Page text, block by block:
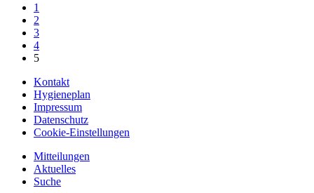
1
2
3
4
5
Kontakt
Hygieneplan
Impressum
Datenschutz
Cookie-Einstellungen
Mitteilungen
Aktuelles
Suche